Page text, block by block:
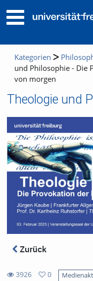
Kategorien
und Philosophie - Die
von morgen
Zurück
3926
0